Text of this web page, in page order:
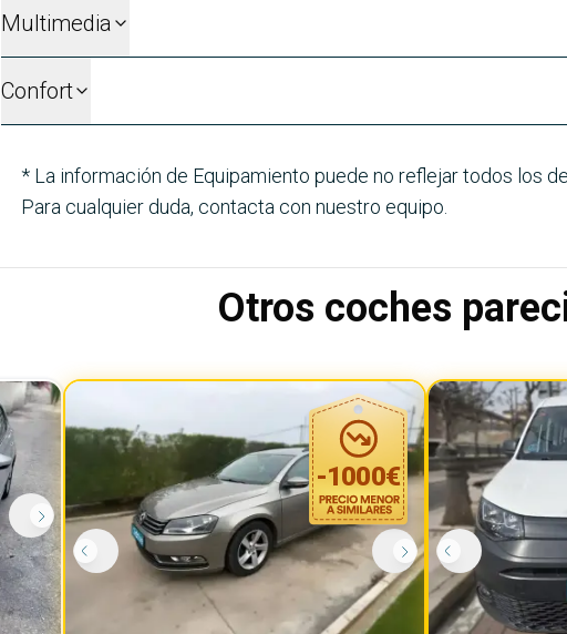
Multimedia
Confort
* La información de Equipamiento puede no reflejar todos los
Para cualquier duda, contacta con nuestro equipo.
Otros coches
-1000€